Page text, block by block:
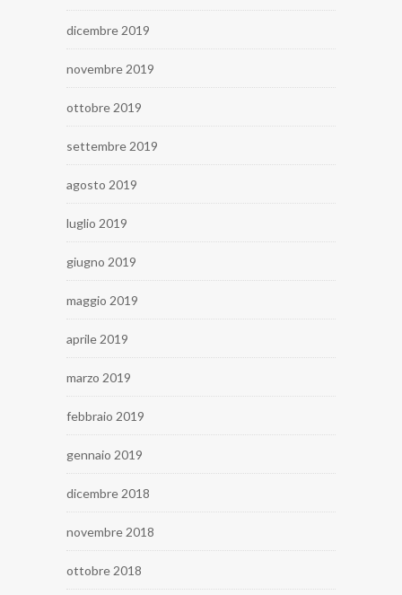
dicembre 2019
novembre 2019
ottobre 2019
settembre 2019
agosto 2019
luglio 2019
giugno 2019
maggio 2019
aprile 2019
marzo 2019
febbraio 2019
gennaio 2019
dicembre 2018
novembre 2018
ottobre 2018